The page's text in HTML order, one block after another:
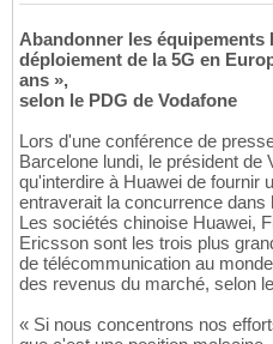
Abandonner les équipements
déploiement de la 5G en
ans »,
selon le PDG de Vodafone
Lors d'une conférence de
Barcelone lundi, le président de
qu'interdire à Huawei de fournir
entraverait la concurrence
Les sociétés chinoise Huawei,
Ericsson sont les trois plus
de télécommunication au
des revenus du marché, selon
« Si nous concentrons nos